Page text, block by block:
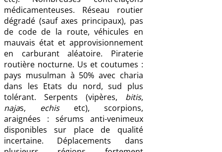
médicamenteuses. Réseau routier
dégradé (sauf axes principaux), pas
de code de la route, véhicules en
mauvais état et approvisionnement
en carburant aléatoire. Piraterie
routière nocturne. Us et coutumes :
pays musulman à 50% avec charia
dans les Etats du nord, sud plus
tolérant. Serpents (vipères, bitis,
najas, echisetc), scorpions,
araignées : sérums anti-venimeux
disponibles sur place de qualité
incertaine. Déplacements dans